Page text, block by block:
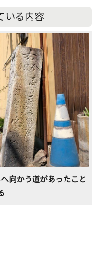
いる内容
向かう道があったこと